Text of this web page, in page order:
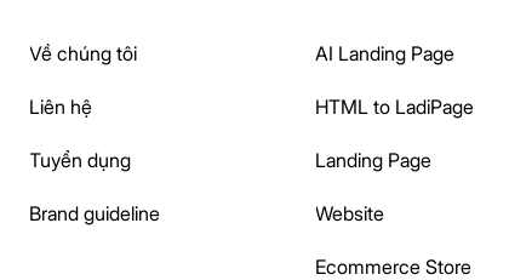
Về chúng tôi
Liên hệ
Tuyển dụng
Brand guideline
AI Landing Page
HTML to LadiPage
Landing Page
Website
Ecommerce Store